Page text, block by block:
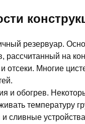
резервуар.
рассчитанный на
отсеки. Многие
и обогрев.
температуру
сливные